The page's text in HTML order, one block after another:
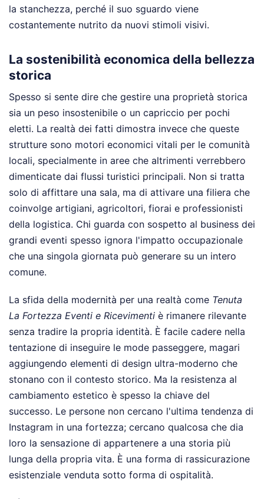
la stanchezza, perché il suo sguardo viene
costantemente nutrito da nuovi stimoli visivi.
La sostenibilità economica della bellezza
storica
Spesso si sente dire che gestire una proprietà storica
sia un peso insostenibile o un capriccio per pochi
eletti. La realtà dei fatti dimostra invece che queste
strutture sono motori economici vitali per le comunità
locali, specialmente in aree che altrimenti verrebbero
dimenticate dai flussi turistici principali. Non si tratta
solo di affittare una sala, ma di attivare una filiera che
coinvolge artigiani, agricoltori, fiorai e professionisti
della logistica. Chi guarda con sospetto al business dei
grandi eventi spesso ignora l'impatto occupazionale
che una singola giornata può generare su un intero
comune.
La sfida della modernità per una realtà come Tenuta
La Fortezza Eventi e Ricevimenti è rimanere rilevante
senza tradire la propria identità. È facile cadere nella
tentazione di inseguire le mode passeggere, magari
aggiungendo elementi di design ultra-moderno che
stonano con il contesto storico. Ma la resistenza al
cambiamento estetico è spesso la chiave del
successo. Le persone non cercano l'ultima tendenza di
Instagram in una fortezza; cercano qualcosa che dia
loro la sensazione di appartenere a una storia più
lunga della propria vita. È una forma di rassicurazione
esistenziale venduta sotto forma di ospitalità.